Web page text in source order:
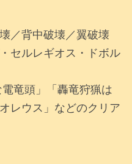
／背中破壊／翼破壊
セルレギオス・ドボル
竜頭」「轟竜狩猟は
レウス」などのクリア